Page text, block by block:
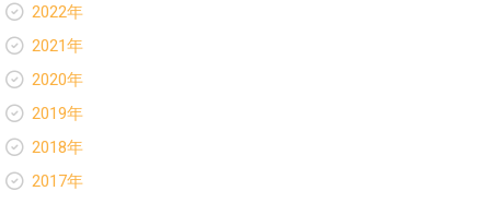
スペシャルセレクション
ネクタイ
レディースオーダーギャラリー
お客様ありがとう
スペシャルセレクション
オリジナルプリント裏地
レディースコラム
レディースオーダーギャラリー
新着情報
お客様ありがとう
スペシャルセレクション
オリジナルプリント裏地
レディースコラム
レディースオーダーギャラリー
2022年
新着情報
お客様ありがとう
スペシャルセレクション
オリジナルプリント裏地
レディースコラム
2021年
新着情報
お客様ありがとう
スペシャルセレクション
オリジナルプリント裏地
2020年
新着情報
お客様ありがとう
スペシャルセレクション
2019年
新着情報
お客様ありがとう
2018年
新着情報
2017年